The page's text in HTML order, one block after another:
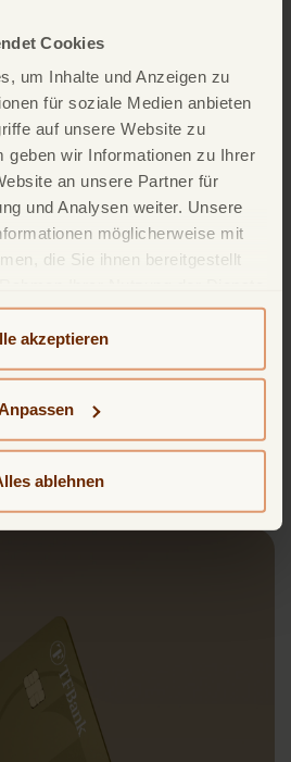
Cookies
um Inhalte und Anzeigen zu
für soziale Medien anbieten
auf unsere Website zu
geben wir Informationen zu Ihrer
an unsere Partner für
und Analysen weiter. Unsere
möglicherweise mit
die Sie ihnen bereitgestellt
detailliertere Informationen
können Siehier
akzeptieren
ablehnen
Transaktion in Echtzeit
durch Authentifizierung
auf Ihre Kontoauszüge zu
Sie Ihre Karte sofort
zu bedienen und gibt
heute herunter.